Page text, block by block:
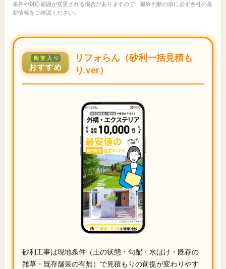
条件や対応範囲が変更される場合がありますので、最終判断の前に必ず各社の最
新情報をご確認ください。
殿堂入り
おすすめ
リフォらん（砂利一括見積も
り.ver）
砂利工事は現地条件（土の状態・勾配・水はけ・既存の
雑草・既存舗装の有無）で見積もりの前提が変わりやす